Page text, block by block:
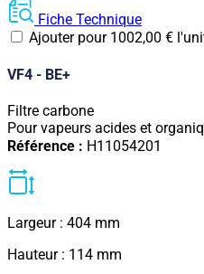
Fiche Technique
Ajouter pour 1002,00 €
VF4 - BE+
Filtre carbone
Pour vapeurs acides et
Référence : H11054201
Largeur : 404 mm
Hauteur : 114 mm